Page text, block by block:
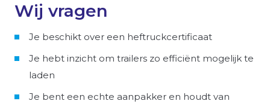
Wij vragen
Je beschikt over een heftruckcertificaat
Je hebt inzicht om trailers zo efficiënt mogelijk te
laden
Je bent een echte aanpakker en houdt van